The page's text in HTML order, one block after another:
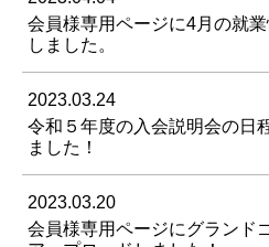
会員様専用ページに4月の就
しました。
2023.03.24
令和５年度の入会説明会の日
ました！
2023.03.20
会員様専用ページにグランド